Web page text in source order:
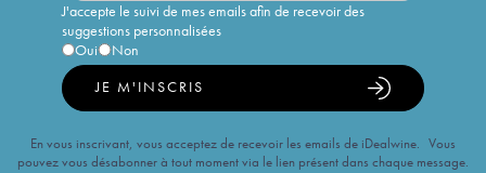
J'accepte le suivi de mes emails afin de recevoir des
suggestions personnalisées
Oui
Non
JE M'INSCRIS
En vous inscrivant, vous acceptez de recevoir les emails de iDealwine. Vous
pouvez vous désabonner à tout moment via le lien présent dans chaque message.